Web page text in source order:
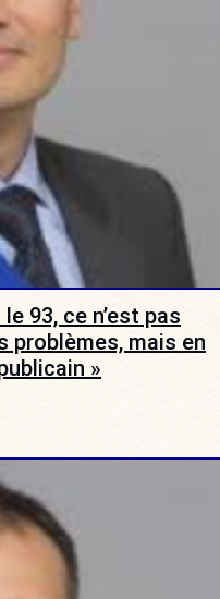
93, ce n’est pas
problèmes, mais en
»